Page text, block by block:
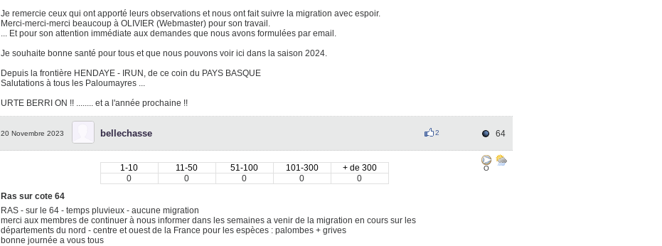
Je remercie ceux qui ont apporté leurs observations et nous ont fait suivre la migration avec espoir.
Merci-merci-merci beaucoup à OLIVIER (Webmaster) pour son travail.
... Et pour son attention immédiate aux demandes que nous avons formulées par email.
Je souhaite bonne santé pour tous et que nous pouvons voir ici dans la saison 2024.
Depuis la frontière HENDAYE - IRUN, de ce coin du PAYS BASQUE
Salutations à tous les Paloumayres ...
URTE BERRI ON !! ........ et a l'année prochaine !!
20 Novembre 2023 bellechasse 2 64
1-10 11-50 51-100 101-300
+ de 300
0
0 0 0
0
Ras sur cote 64
RAS - sur le 64 - temps pluvieux - aucune migration
merci aux membres de continuer à nous informer dans les semaines a venir de la migration en cours sur les
départements du nord - centre et ouest de la France pour les espèces : palombes + grives
bonne journée a vous tous
O